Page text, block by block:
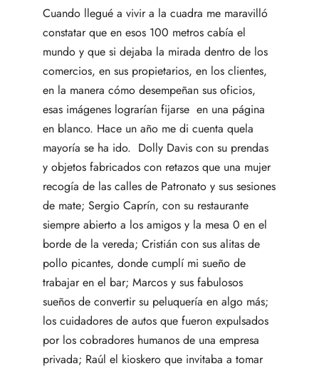
Cuando llegué a vivir a la cuadra me maravilló
constatar que en esos 100 metros cabía el
mundo y que si dejaba la mirada dentro de los
comercios, en sus propietarios, en los clientes,
en la manera cómo desempeñan sus oficios,
esas imágenes lograrían fijarse en una página
en blanco. Hace un año me di cuenta quela
mayoría se ha ido. Dolly Davis con su prendas
y objetos fabricados con retazos que una mujer
recogía de las calles de Patronato y sus sesiones
de mate; Sergio Caprín, con su restaurante
siempre abierto a los amigos y la mesa 0 en el
borde de la vereda; Cristián con sus alitas de
pollo picantes, donde cumplí mi sueño de
trabajar en el bar; Marcos y sus fabulosos
sueños de convertir su peluquería en algo más;
los cuidadores de autos que fueron expulsados
por los cobradores humanos de una empresa
privada; Raúl el kioskero que invitaba a tomar